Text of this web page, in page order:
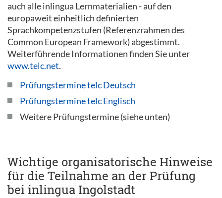
auch alle inlingua Lernmaterialien - auf den
europaweit einheitlich definierten
Sprachkompetenzstufen (Referenzrahmen des
Common European Framework) abgestimmt.
Weiterführende Informationen finden Sie unter
www.telc.net.
Prüfungstermine telc Deutsch
Prüfungstermine telc Englisch
Weitere Prüfungstermine (siehe unten)
Wichtige organisatorische Hinweise
für die Teilnahme an der Prüfung
bei inlingua Ingolstadt